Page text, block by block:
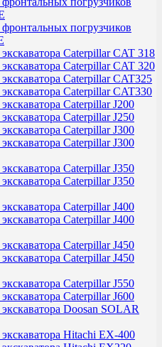
погрузчиков
Caterpillar CAT 318
Caterpillar CAT 320
Caterpillar CAT325
Caterpillar CAT330
Caterpillar J200
Caterpillar J250
Caterpillar J300
Caterpillar J300
Caterpillar J350
Caterpillar J350
Caterpillar J400
Caterpillar J400
Caterpillar J450
Caterpillar J450
Caterpillar J550
Caterpillar J600
Doosan SOLAR
Hitachi EX-400